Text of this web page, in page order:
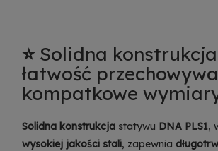
⭐ Solidna
łatwość
kompatkowe
Solidna konstrukcja statywu DNA PLS1,
wysokiej jakości stali, zapewnia